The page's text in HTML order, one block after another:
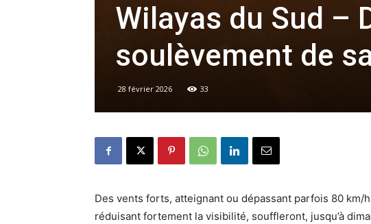
Wilayas du Sud –
soulèvement de
28 février 2026 33
Des vents forts, atteignant ou dépassant parfois 80 km/
réduisant fortement la visibilité, souffleront, jusqu’à